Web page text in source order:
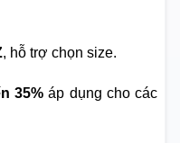
, hỗ trợ chọn size.
35% áp dụng cho các